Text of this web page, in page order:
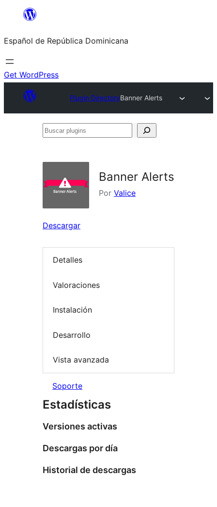
Saltar
contenido
Español de República Dominicana
Get WordPress
Plugin DirectoryBanner Alerts
Buscar
Banner Alerts
Por Valice
Descargar
Detalles
Valoraciones
Instalación
Desarrollo
Vista avanzada
Soporte
Estadísticas
Versiones activas
Descargas por día
Historial de descargas